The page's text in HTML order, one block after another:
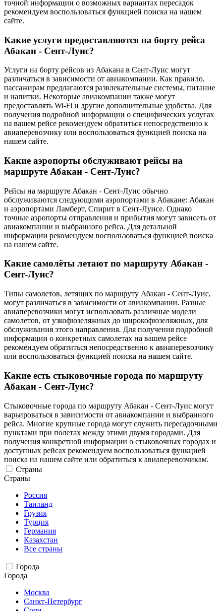
точной информации о возможных вариантах пересадок
рекомендуем воспользоваться функцией поиска на нашем
сайте.
Какие услуги предоставляются на борту рейса
Абакан - Сент-Луис?
Услуги на борту рейсов из Абакана в Сент-Луис могут
различаться в зависимости от авиакомпании. Как правило,
пассажирам предлагаются развлекательные системы, питание
и напитки. Некоторые авиакомпании также могут
предоставлять Wi-Fi и другие дополнительные удобства. Для
получения подробной информации о специфических услугах
на вашем рейсе рекомендуем обратиться непосредственно к
авиаперевозчику или воспользоваться функцией поиска на
нашем сайте.
Какие аэропорты обслуживают рейсы на
маршруте Абакан - Сент-Луис?
Рейсы на маршруте Абакан - Сент-Луис обычно
обслуживаются следующими аэропортами в Абакане: Абакан
и аэропортами Ламберт, Спирит в Сент-Луисе. Однако
точные аэропорты отправления и прибытия могут зависеть от
авиакомпании и выбранного рейса. Для детальной
информации рекомендуем воспользоваться функцией поиска
на нашем сайте.
Какие самолёты летают по маршруту Абакан -
Сент-Луис?
Типы самолетов, летящих по маршруту Абакан - Сент-Луис,
могут различаться в зависимости от авиакомпании. Разные
авиаперевозчики могут использовать различные модели
самолетов, от узкофюзеляжных до широкофюзеляжных, для
обслуживания этого направления. Для получения подробной
информации о конкретных самолетах на вашем рейсе
рекомендуем обратиться непосредственно к авиаперевозчику
или воспользоваться функцией поиска на нашем сайте.
Какие есть стыковочные города по маршруту
Абакан - Сент-Луис?
Стыковочные города по маршруту Абакан - Сент-Луис могут
варьироваться в зависимости от авиакомпании и выбранного
рейса. Многие крупные города могут служить пересадочными
пунктами при полетах между этими двумя городами. Для
получения конкретной информации о стыковочных городах и
доступных рейсах рекомендуем воспользоваться функцией
поиска на нашем сайте или обратиться к авиаперевозчикам.
Страны
Страны
Россия
Таиланд
Грузия
Турция
Германия
Казахстан
Все страны
Города
Города
Москва
Санкт-Петербург